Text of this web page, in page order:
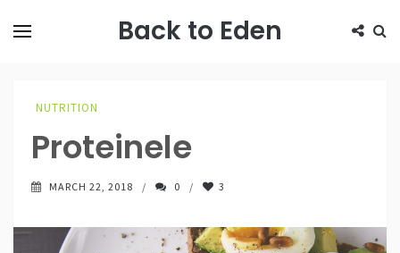
Back to Eden
NUTRITION
Proteinele
MARCH 22, 2018 0 3